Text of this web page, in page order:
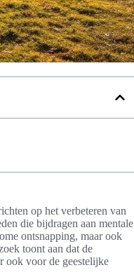
op het verbeteren van
die bijdragen aan mentale
ontsnapping, maar ook
toont aan dat de
ook voor de geestelijke